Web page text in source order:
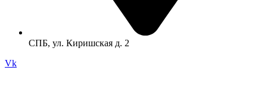
СПБ, ул. Киришская д. 2
Vk